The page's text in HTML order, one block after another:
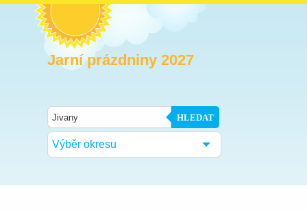
Jarní prázdniny 2027
HLEDAT
Výběr okresu